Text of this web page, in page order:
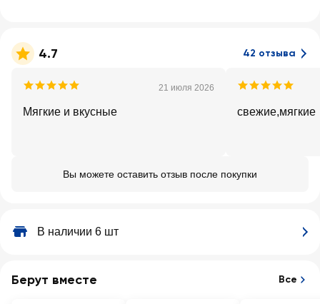
4.7 42 отзыва
21 июля 2026
Мягкие и вкусные свежие,мягкие
Вы можете оставить отзыв после покупки
В наличии 6 шт
Берут вместе Все